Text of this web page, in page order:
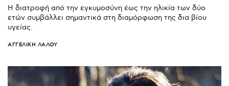
Η διατροφή από την εγκυμοσύνη έως την ηλικία των δύο
ετών συμβάλλει σημαντικά στη διαμόρφωση της δια βίου
υγείας.
ΑΓΓΕΛΙΚΉ ΛΆΛΟΥ